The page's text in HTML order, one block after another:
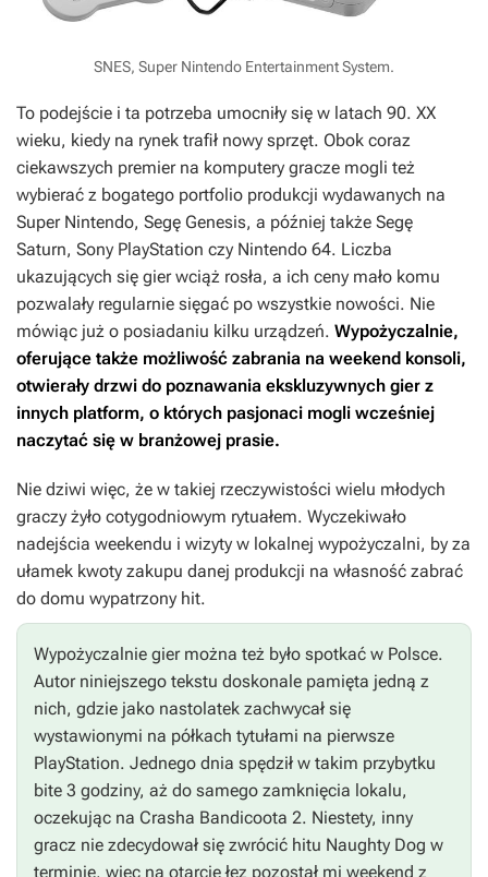
SNES, Super Nintendo Entertainment System.
To podejście i ta potrzeba umocniły się w latach 90. XX
wieku, kiedy na rynek trafił nowy sprzęt. Obok coraz
ciekawszych premier na komputery gracze mogli też
wybierać z bogatego portfolio produkcji wydawanych na
Super Nintendo, Segę Genesis, a później także Segę
Saturn, Sony PlayStation czy Nintendo 64. Liczba
ukazujących się gier wciąż rosła, a ich ceny mało komu
pozwalały regularnie sięgać po wszystkie nowości. Nie
mówiąc już o posiadaniu kilku urządzeń. Wypożyczalnie,
oferujące także możliwość zabrania na weekend konsoli,
otwierały drzwi do poznawania ekskluzywnych gier z
innych platform, o których pasjonaci mogli wcześniej
naczytać się w branżowej prasie.
Nie dziwi więc, że w takiej rzeczywistości wielu młodych
graczy żyło cotygodniowym rytuałem. Wyczekiwało
nadejścia weekendu i wizyty w lokalnej wypożyczalni, by za
ułamek kwoty zakupu danej produkcji na własność zabrać
do domu wypatrzony hit.
Wypożyczalnie gier można też było spotkać w Polsce.
Autor niniejszego tekstu doskonale pamięta jedną z
nich, gdzie jako nastolatek zachwycał się
wystawionymi na półkach tytułami na pierwsze
PlayStation. Jednego dnia spędził w takim przybytku
bite 3 godziny, aż do samego zamknięcia lokalu,
oczekując na Crasha Bandicoota 2. Niestety, inny
gracz nie zdecydował się zwrócić hitu Naughty Dog w
terminie, więc na otarcie łez pozostał mi weekend z